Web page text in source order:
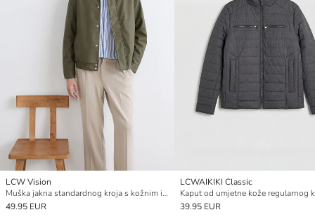
LCW Vision
Muška jakna standardnog kroja s kožnim izgledom
49.95 EUR
LCWAIKIKI Classic
39.95 EUR